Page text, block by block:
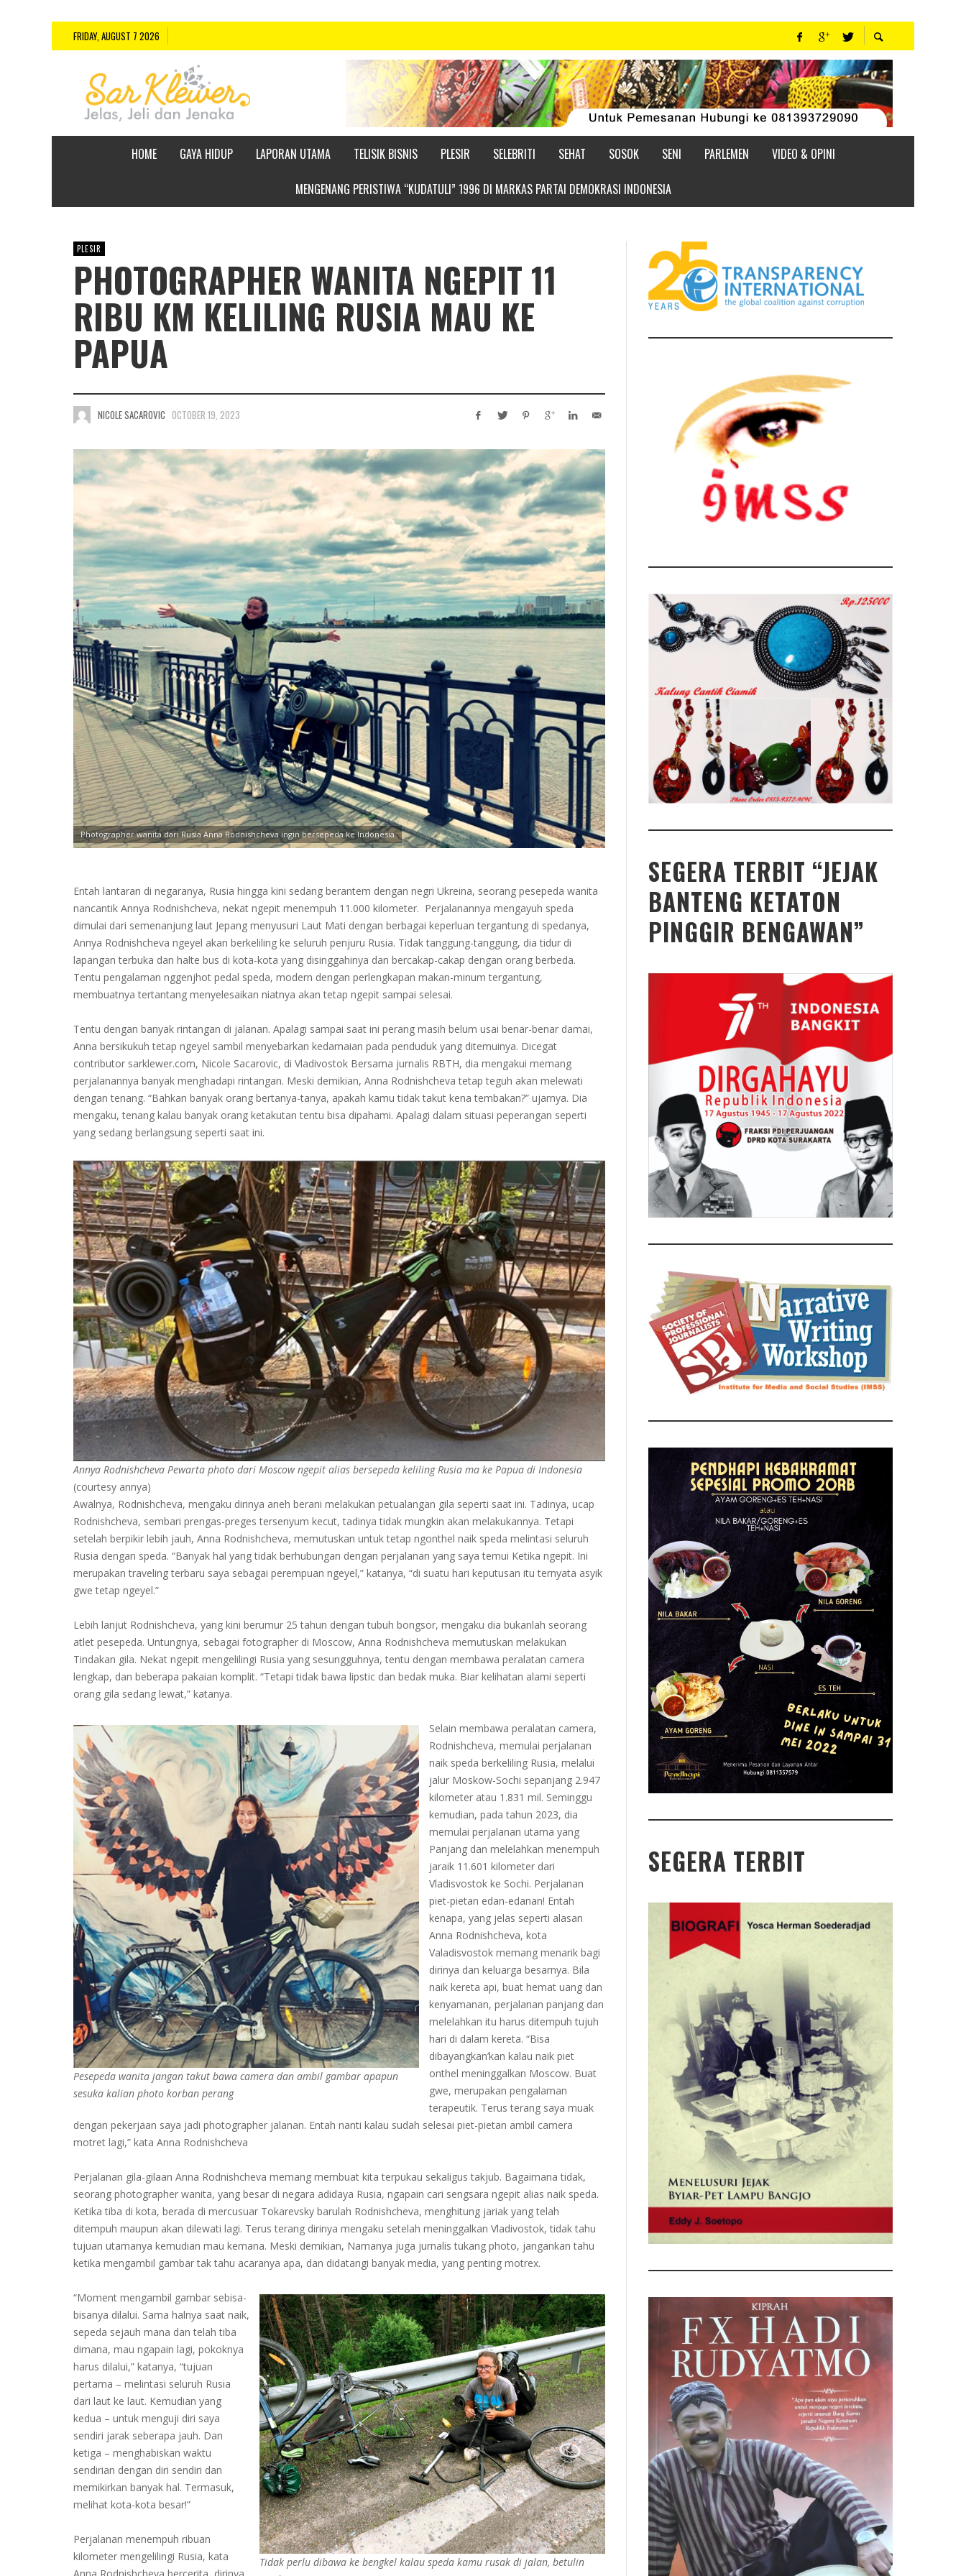
FRIDAY, AUGUST 7 2026
HOME GAYA HIDUP LAPORAN UTAMA TELISIK BISNIS PLESIR SELEBRITI SEHAT SOSOK SENI PARLEMEN VIDEO & OPINI
MENGENANG PERISTIWA “KUDATULI” 1996 DI MARKAS PARTAI DEMOKRASI INDONESIA
PLESIR
PHOTOGRAPHER WANITA NGEPIT 11
RIBU KM KELILING RUSIA MAU KE
PAPUA
NICOLE SACAROVIC OCTOBER 19, 2023
Photographer wanita dari Rusia Anna Rodnishcheva ingin bersepeda ke Indonesia
Entah lantaran di negaranya, Rusia hingga kini sedang berantem dengan negri Ukreina, seorang pesepeda wanita
nancantik Annya Rodnishcheva, nekat ngepit menempuh 11.000 kilometer. Perjalanannya mengayuh speda
dimulai dari semenanjung laut Jepang menyusuri Laut Mati dengan berbagai keperluan tergantung di spedanya,
Annya Rodnishcheva ngeyel akan berkeliling ke seluruh penjuru Rusia. Tidak tanggung-tanggung, dia tidur di
lapangan terbuka dan halte bus di kota-kota yang disinggahinya dan bercakap-cakap dengan orang berbeda.
Tentu pengalaman nggenjhot pedal speda, modern dengan perlengkapan makan-minum tergantung,
membuatnya tertantang menyelesaikan niatnya akan tetap ngepit sampai selesai.
Tentu dengan banyak rintangan di jalanan. Apalagi sampai saat ini perang masih belum usai benar-benar damai,
Anna bersikukuh tetap ngeyel sambil menyebarkan kedamaian pada penduduk yang ditemuinya. Dicegat
contributor sarklewer.com, Nicole Sacarovic, di Vladivostok Bersama jurnalis RBTH, dia mengakui memang
perjalanannya banyak menghadapi rintangan. Meski demikian, Anna Rodnishcheva tetap teguh akan melewati
dengan tenang. “Bahkan banyak orang bertanya-tanya, apakah kamu tidak takut kena tembakan?” ujarnya. Dia
mengaku, tenang kalau banyak orang ketakutan tentu bisa dipahami. Apalagi dalam situasi peperangan seperti
yang sedang berlangsung seperti saat ini.
Annya Rodnishcheva Pewarta photo dari Moscow ngepit alias bersepeda keliling Rusia ma ke Papua di Indonesia
(courtesy annya)
Awalnya, Rodnishcheva, mengaku dirinya aneh berani melakukan petualangan gila seperti saat ini. Tadinya, ucap
Rodnishcheva, sembari prengas-preges tersenyum kecut, tadinya tidak mungkin akan melakukannya. Tetapi
setelah berpikir lebih jauh, Anna Rodnishcheva, memutuskan untuk tetap ngonthel naik speda melintasi seluruh
Rusia dengan speda. “Banyak hal yang tidak berhubungan dengan perjalanan yang saya temui Ketika ngepit. Ini
merupakan traveling terbaru saya sebagai perempuan ngeyel,” katanya, “di suatu hari keputusan itu ternyata asyik
gwe tetap ngeyel.”
Lebih lanjut Rodnishcheva, yang kini berumur 25 tahun dengan tubuh bongsor, mengaku dia bukanlah seorang
atlet pesepeda. Untungnya, sebagai fotographer di Moscow, Anna Rodnishcheva memutuskan melakukan
Tindakan gila. Nekat ngepit mengelilingi Rusia yang sesungguhnya, tentu dengan membawa peralatan camera
lengkap, dan beberapa pakaian komplit. “Tetapi tidak bawa lipstic dan bedak muka. Biar kelihatan alami seperti
orang gila sedang lewat,” katanya.
Pesepeda wanita jangan takut bawa camera dan ambil gambar apapun
sesuka kalian photo korban perang
Selain membawa peralatan camera,
Rodnishcheva, memulai perjalanan
naik speda berkeliling Rusia, melalui
jalur Moskow-Sochi sepanjang 2.947
kilometer atau 1.831 mil. Seminggu
kemudian, pada tahun 2023, dia
memulai perjalanan utama yang
Panjang dan melelahkan menempuh
jaraik 11.601 kilometer dari
Vladisvostok ke Sochi. Perjalanan
piet-pietan edan-edanan! Entah
kenapa, yang jelas seperti alasan
Anna Rodnishcheva, kota
Valadisvostok memang menarik bagi
dirinya dan keluarga besarnya. Bila
naik kereta api, buat hemat uang dan
kenyamanan, perjalanan panjang dan
melelahkan itu harus ditempuh tujuh
hari di dalam kereta. “Bisa
dibayangkan’kan kalau naik piet
onthel meninggalkan Moscow. Buat
gwe, merupakan pengalaman
terapeutik. Terus terang saya muak
dengan pekerjaan saya jadi photographer jalanan. Entah nanti kalau sudah selesai piet-pietan ambil camera
motret lagi,” kata Anna Rodnishcheva
Perjalanan gila-gilaan Anna Rodnishcheva memang membuat kita terpukau sekaligus takjub. Bagaimana tidak,
seorang photographer wanita, yang besar di negara adidaya Rusia, ngapain cari sengsara ngepit alias naik speda.
Ketika tiba di kota, berada di mercusuar Tokarevsky barulah Rodnishcheva, menghitung jariak yang telah
ditempuh maupun akan dilewati lagi. Terus terang dirinya mengaku setelah meninggalkan Vladivostok, tidak tahu
tujuan utamanya kemudian mau kemana. Meski demikian, Namanya juga jurnalis tukang photo, jangankan tahu
ketika mengambil gambar tak tahu acaranya apa, dan didatangi banyak media, yang penting motrex.
Tidak perlu dibawa ke bengkel kalau speda kamu rusak di jalan, betulin
“Moment mengambil gambar sebisa-
bisanya dilalui. Sama halnya saat naik,
sepeda sejauh mana dan telah tiba
dimana, mau ngapain lagi, pokoknya
harus dilalui,” katanya, “tujuan
pertama – melintasi seluruh Rusia
dari laut ke laut. Kemudian yang
kedua – untuk menguji diri saya
sendiri jarak seberapa jauh. Dan
ketiga – menghabiskan waktu
sendirian dengan diri sendiri dan
memikirkan banyak hal. Termasuk,
melihat kota-kota besar!”
Perjalanan menempuh ribuan
kilometer mengelilingi Rusia, kata
SEGERA TERBIT “JEJAK
BANTENG KETATON
PINGGIR BENGAWAN”
SEGERA TERBIT